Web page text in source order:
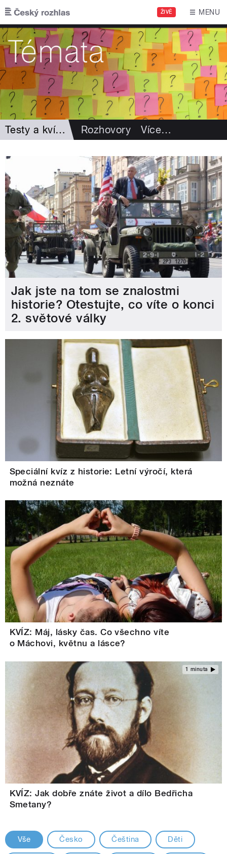
Přejít k hlavnímu obsahu
ŽIVĚ MENU
Testy a kvízy Rozhovory Více…
Jak jste na tom se znalostmi
historie? Otestujte, co víte o konci
2. světové války
Speciální kvíz z historie: Letní výročí, která
možná neznáte
KVÍZ: Máj, lásky čas. Co všechno víte
o Máchovi, květnu a lásce?
1 minuta
KVÍZ: Jak dobře znáte život a dílo Bedřicha
Smetany?
Vše Česko Čeština Děti